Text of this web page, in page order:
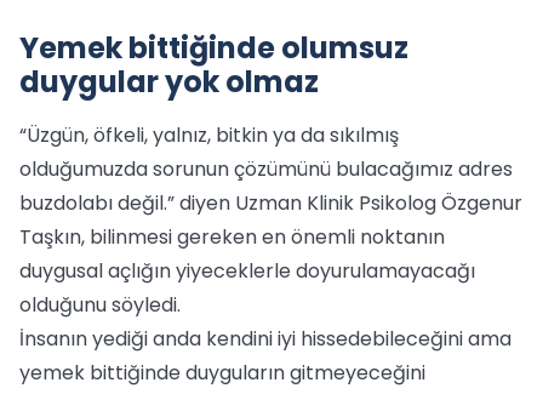
Yemek bittiğinde olumsuz
duygular yok olmaz
“Üzgün, öfkeli, yalnız, bitkin ya da sıkılmış
olduğumuzda sorunun çözümünü bulacağımız adres
buzdolabı değil.” diyen Uzman Klinik Psikolog Özgenur
Taşkın, bilinmesi gereken en önemli noktanın
duygusal açlığın yiyeceklerle doyurulamayacağı
olduğunu söyledi.
İnsanın yediği anda kendini iyi hissedebileceğini ama
yemek bittiğinde duyguların gitmeyeceğini